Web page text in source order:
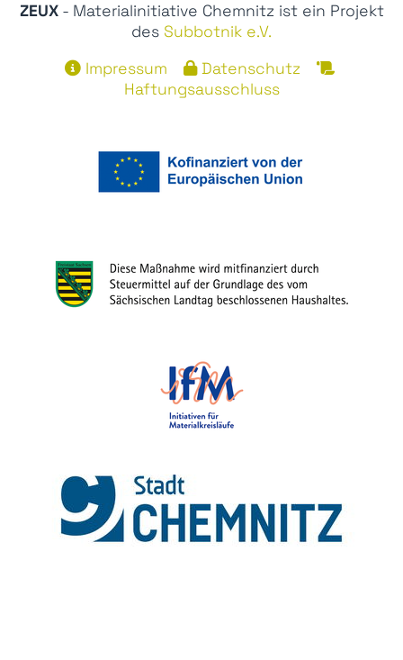
ZEUX- Materialinitiative Chemnitz ist ein Projekt
des Subbotnik e.V.
Impressum
Datenschutz
Haftungsausschluss